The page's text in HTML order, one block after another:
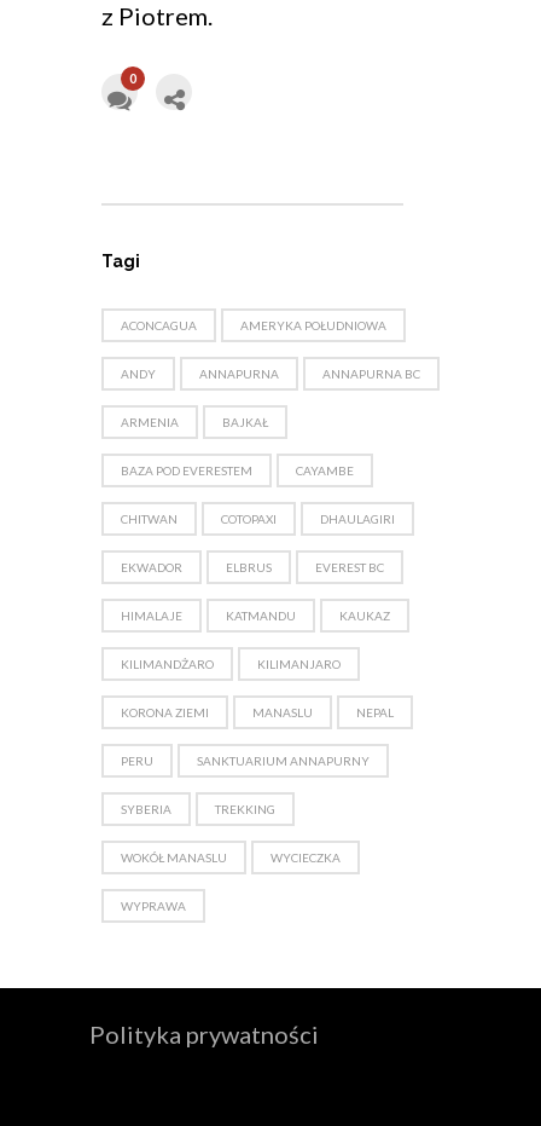
z Piotrem.
0
Tagi
ACONCAGUA AMERYKA POŁUDNIOWA
ANDY ANNAPURNA ANNAPURNA BC
ARMENIA BAJKAŁ
BAZA POD EVERESTEM CAYAMBE
CHITWAN COTOPAXI DHAULAGIRI
EKWADOR ELBRUS EVEREST BC
HIMALAJE KATMANDU KAUKAZ
KILIMANDŻARO KILIMANJARO
KORONA ZIEMI MANASLU NEPAL
PERU SANKTUARIUM ANNAPURNY
SYBERIA TREKKING
WOKÓŁ MANASLU WYCIECZKA
WYPRAWA
Polityka prywatności